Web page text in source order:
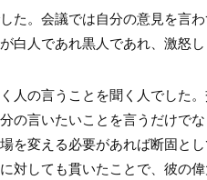
た。会議では自分の意見を言
人であれ黒人であれ、激怒し
人の言うことを聞く人でした
の言いたいことを言うだけで
を変える必要があれば断固と
対しても貫いたことで、彼の